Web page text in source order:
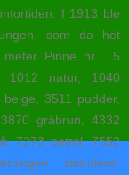
I 1913 ble
som da het
meter Pinne nr : 5
1012 natur, 1040
3511 pudder,
gråbrun, 4332
7273 petrol, 7552
stimulerer